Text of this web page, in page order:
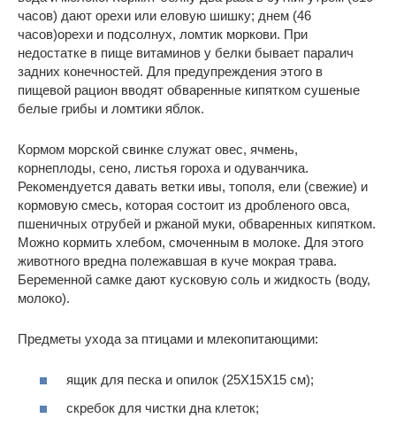
часов) дают орехи или еловую шишку; днем (46
часов)орехи и подсолнух, ломтик моркови. При
недостатке в пище витаминов у белки бывает паралич
задних конечностей. Для предупреждения этого в
пищевой рацион вводят обваренные кипятком сушеные
белые грибы и ломтики яблок.
Кормом морской свинке служат овес, ячмень,
корнеплоды, сено, листья гороха и одуванчика.
Рекомендуется давать ветки ивы, тополя, ели (свежие) и
кормовую смесь, которая состоит из дробленого овса,
пшеничных отрубей и ржаной муки, обваренных кипятком.
Можно кормить хлебом, смоченным в молоке. Для этого
животного вредна полежавшая в куче мокрая трава.
Беременной самке дают кусковую соль и жидкость (воду,
молоко).
Предметы ухода за птицами и млекопитающими:
ящик для песка и опилок (25X15X15 см);
скребок для чистки дна клеток;